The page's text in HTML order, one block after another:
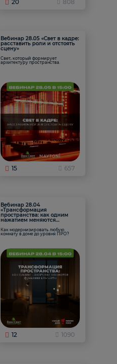
20 808
Вебинар 28.05 «Свет в кадре:
расставить роли и отстоять
сцену»
Свет, который формирует
архитектуру пространства.
15 657
Вебинар 28.04
«Трансформация
пространства: как одним
нажатием меняются
Как модернизировать любую
комнату в доме до уровня ПРО?
12 1090